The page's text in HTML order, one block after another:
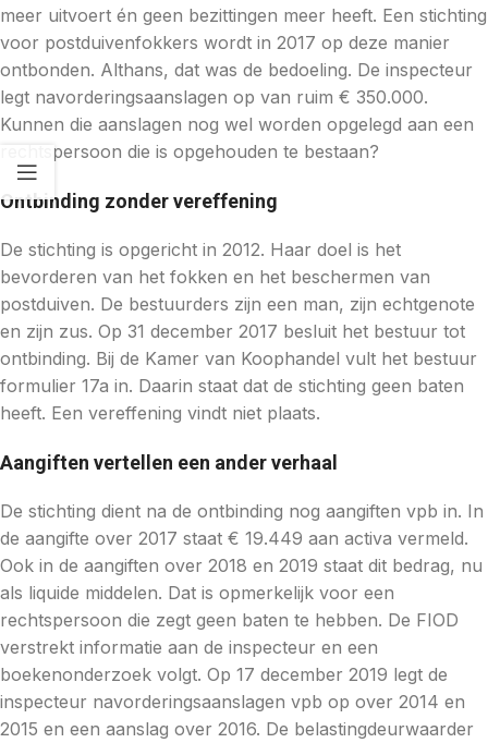
meer uitvoert én geen bezittingen meer heeft. Een stichting
voor postduivenfokkers wordt in 2017 op deze manier
ontbonden. Althans, dat was de bedoeling. De inspecteur
legt navorderingsaanslagen op van ruim € 350.000.
Kunnen die aanslagen nog wel worden opgelegd aan een
rechtspersoon die is opgehouden te bestaan?
Ontbinding zonder vereffening
De stichting is opgericht in 2012. Haar doel is het
bevorderen van het fokken en het beschermen van
postduiven. De bestuurders zijn een man, zijn echtgenote
en zijn zus. Op 31 december 2017 besluit het bestuur tot
ontbinding. Bij de Kamer van Koophandel vult het bestuur
formulier 17a in. Daarin staat dat de stichting geen baten
heeft. Een vereffening vindt niet plaats.
Aangiften vertellen een ander verhaal
De stichting dient na de ontbinding nog aangiften vpb in. In
de aangifte over 2017 staat € 19.449 aan activa vermeld.
Ook in de aangiften over 2018 en 2019 staat dit bedrag, nu
als liquide middelen. Dat is opmerkelijk voor een
rechtspersoon die zegt geen baten te hebben. De FIOD
verstrekt informatie aan de inspecteur en een
boekenonderzoek volgt. Op 17 december 2019 legt de
inspecteur navorderingsaanslagen vpb op over 2014 en
2015 en een aanslag over 2016. De belastingdeurwaarder